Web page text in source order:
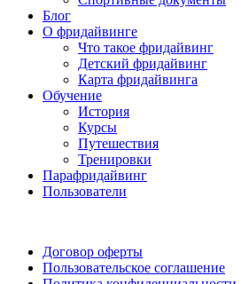
Блог
О фридайвинге
Что такое фридайвинг
Детский фридайвинг
Карта фридайвинга
Обучение
История
Курсы
Путешествия
Тренировки
Парафридайвинг
Пользователи
Договор оферты
Пользовательское соглашение